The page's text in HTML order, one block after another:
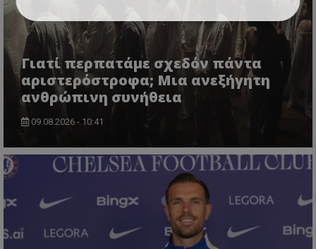
Γιατί περπατάμε σχεδόν πάντα
αριστερόστροφα; Μια ανεξήγητη
ανθρώπινη συνήθεια
09.08.2026 - 10:41